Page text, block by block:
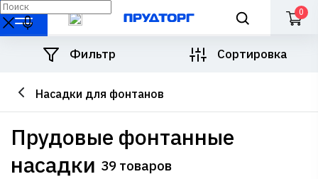
0
Насадки для фонтанов
Фильтр Сортировка
Прудовые фонтанные
насадки 39 товаров